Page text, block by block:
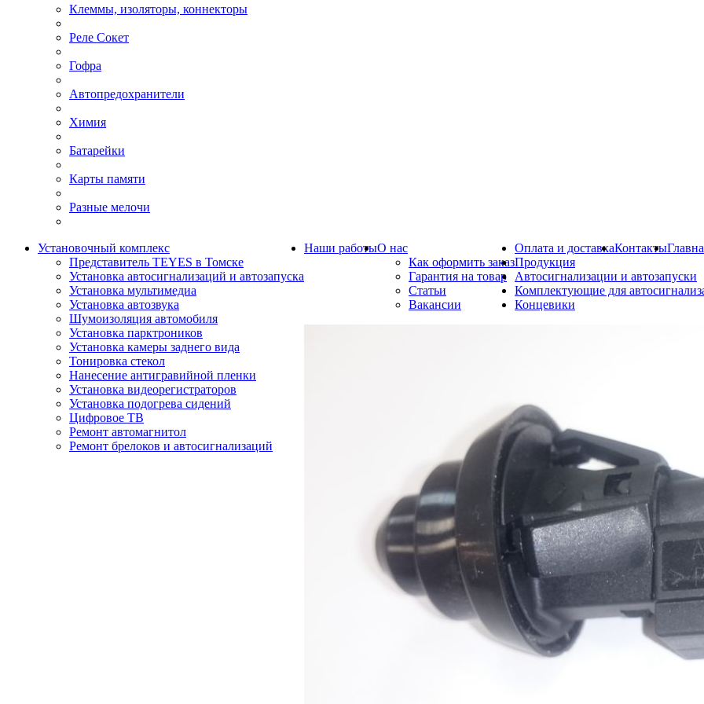
Клеммы, изоляторы, коннекторы
Реле Сокет
Гофра
Автопредохранители
Химия
Батарейки
Карты памяти
Разные мелочи
Установочный комплекс
Представитель TEYES в Томске
Установка автосигнализаций и автозапуска
Установка мультимедиа
Установка автозвука
Шумоизоляция автомобиля
Установка парктроников
Установка камеры заднего вида
Тонировка стекол
Нанесение антигравийной пленки
Установка видеорегистраторов
Установка подогрева сидений
Цифровое ТВ
Ремонт автомагнитол
Ремонт брелоков и автосигнализаций
Наши работыО нас
Как оформить заказ
Гарантия на товар
Статьи
Вакансии
Оплата и доставкаКонтакты
Продукция
Автосигнализации и автозапуски
Комплектующие для
Концевики